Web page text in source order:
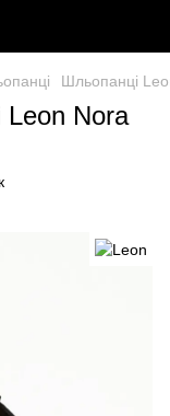
Шльопанці
Leon Nora